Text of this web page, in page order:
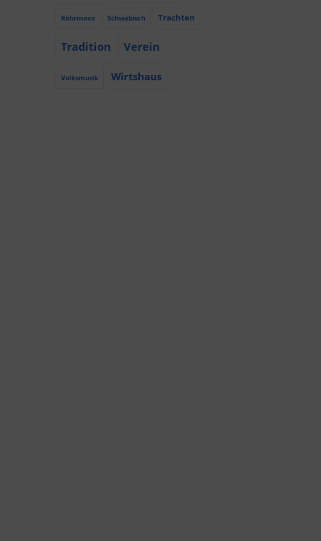
Röhrmoos Schwäbisch Trachten
Tradition Verein
Volksmusik Wirtshaus